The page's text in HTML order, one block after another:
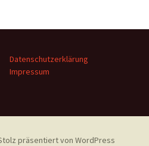
Datenschutzerklärung
Impressum
präsentiert von WordPress